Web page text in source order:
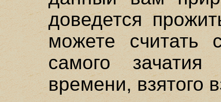
доведется
можете считать
самого
времени, взятого